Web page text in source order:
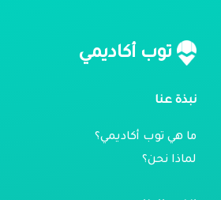
توب أكاديمي
نبذة عنا
ما هي توب أكاديمي؟
لماذا نحن؟